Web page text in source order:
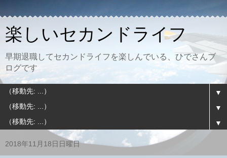
楽しいセカンドライフ
早期退職してセカンドライフを楽しんでいる、ひでさんブ
ログです
▼
▼
▼
2018年11月18日日曜日